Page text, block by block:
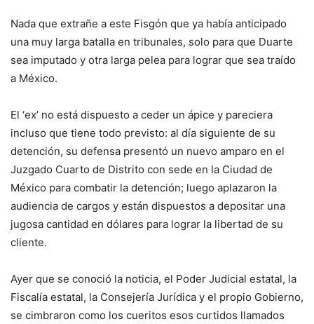
Nada que extrañe a este Fisgón que ya había anticipado
una muy larga batalla en tribunales, solo para que Duarte
sea imputado y otra larga pelea para lograr que sea traído
a México.
El ‘ex’ no está dispuesto a ceder un ápice y pareciera
incluso que tiene todo previsto: al día siguiente de su
detención, su defensa presentó un nuevo amparo en el
Juzgado Cuarto de Distrito con sede en la Ciudad de
México para combatir la detención; luego aplazaron la
audiencia de cargos y están dispuestos a depositar una
jugosa cantidad en dólares para lograr la libertad de su
cliente.
Ayer que se conoció la noticia, el Poder Judicial estatal, la
Fiscalía estatal, la Consejería Jurídica y el propio Gobierno,
se cimbraron como los cueritos esos curtidos llamados